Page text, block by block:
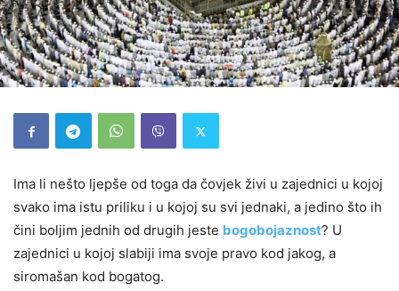
Ima li nešto ljepše od toga da čovjek živi u zajednici u kojoj
svako ima istu priliku i u kojoj su svi jednaki, a jedino što ih
čini boljim jednih od drugih jeste bogobojaznost? U
zajednici u kojoj slabiji ima svoje pravo kod jakog, a
siromašan kod bogatog.